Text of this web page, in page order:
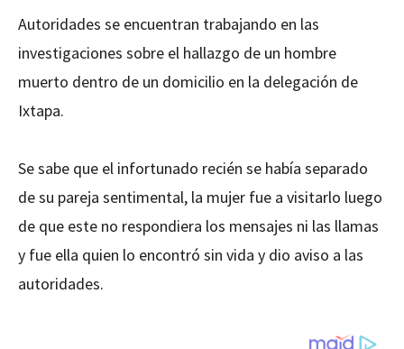
Autoridades se encuentran trabajando en las
investigaciones sobre el hallazgo de un hombre
muerto dentro de un domicilio en la delegación de
Ixtapa.
Se sabe que el infortunado recién se había separado
de su pareja sentimental, la mujer fue a visitarlo luego
de que este no respondiera los mensajes ni las llamas
y fue ella quien lo encontró sin vida y dio aviso a las
autoridades.